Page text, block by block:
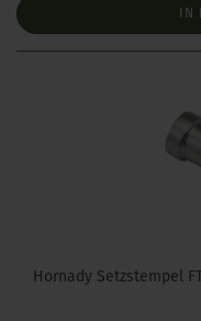
IN
Hornady Setzstempel